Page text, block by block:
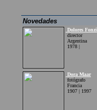
Novedades
Dolores Fonzi
director
Argentina
1978 |
Dora Maar
fotógrafo
Francia
1907 | 1997